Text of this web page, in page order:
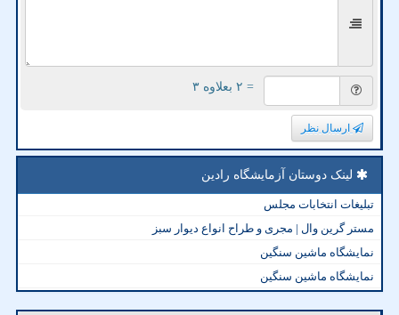
= ۲ بعلاوه ۳
ارسال نظر
لینک دوستان آزمایشگاه رادین
تبلیغات انتخابات مجلس
مستر گرین وال | مجری و طراح انواع دیوار سبز
نمایشگاه ماشین سنگین
نمایشگاه ماشین سنگین